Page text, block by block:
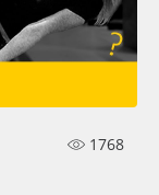
1768